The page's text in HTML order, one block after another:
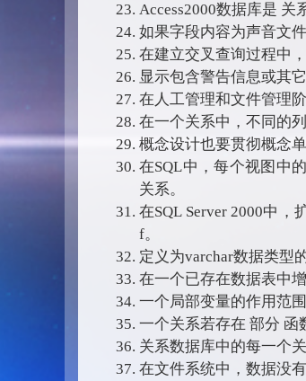
Access2000数据库是 关
如果字段内容为声音文
在建立交叉查询过程中
显示包含警告信息或其
在人工管理和文件管理
在一个关系中，不同的
概念设计也要贯彻概念
在SQL中，每个视图中
关系。
在SQL Server 2000中
f。
定义为varchar数据类型
在一个已存在数据表中
一个局部变量的作用范
一个关系若存在 部分 函
关系数据库中的每一个
在文件系统中，数据没